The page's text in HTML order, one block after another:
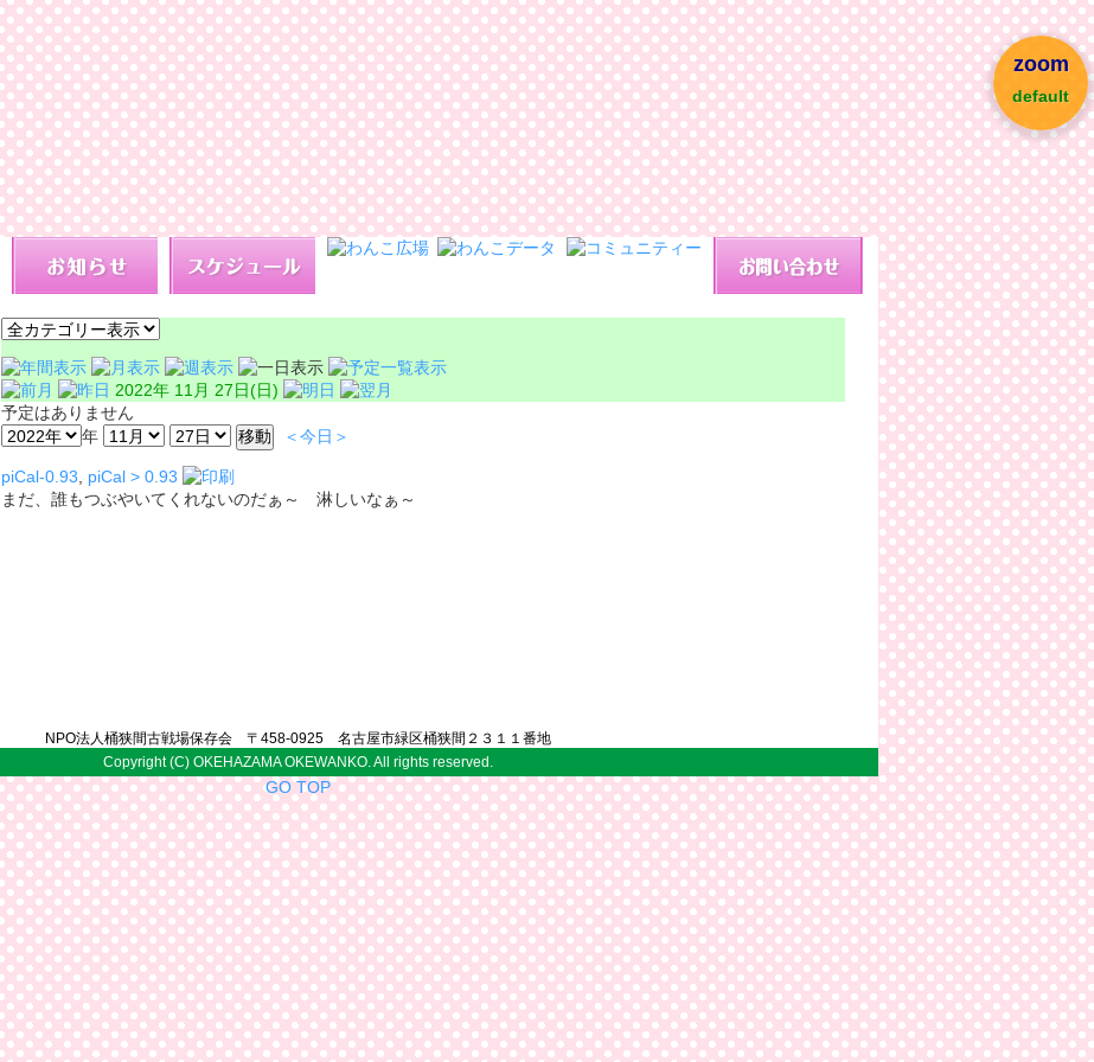
2022年 11月 27日(日)
予定はありません
年
＜今日＞
piCal-0.93, piCal > 0.93
まだ、誰もつぶやいてくれないのだぁ～ 淋しいなぁ～
NPO法人桶狭間古戦場保存会 〒458-0925 名古屋市緑区桶狭間２３１１番地
Copyright (C) OKEHAZAMA OKEWANKO. All rights reserved.
zoom
default
GO TOP